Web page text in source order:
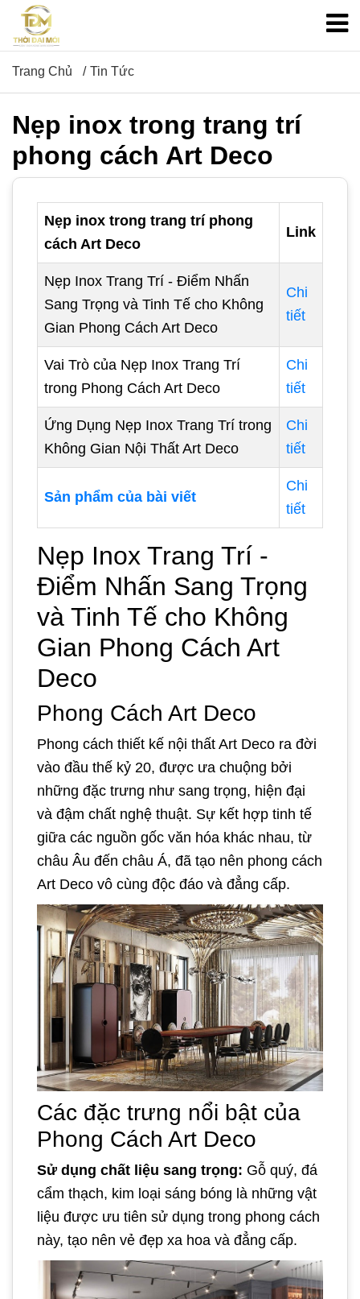
Trang Chủ Tin Tức
Nẹp inox trong trang trí
phong cách Art Deco
Nẹp inox trong trang trí phong
cách Art Deco
Link
Nẹp Inox Trang Trí - Điểm Nhấn
Sang Trọng và Tinh Tế cho Không
Gian Phong Cách Art Deco
Chi
tiết
Vai Trò của Nẹp Inox Trang Trí
trong Phong Cách Art Deco
Chi
tiết
Ứng Dụng Nẹp Inox Trang Trí trong
Không Gian Nội Thất Art Deco
Chi
tiết
Sản phẩm của bài viết
Chi
tiết
Nẹp Inox Trang Trí -
Điểm Nhấn Sang Trọng
và Tinh Tế cho Không
Gian Phong Cách Art
Deco
Phong Cách Art Deco
Phong cách thiết kế nội thất Art Deco ra đời
vào đầu thế kỷ 20, được ưa chuộng bởi
những đặc trưng như sang trọng, hiện đại
và đậm chất nghệ thuật. Sự kết hợp tinh tế
giữa các nguồn gốc văn hóa khác nhau, từ
châu Âu đến châu Á, đã tạo nên phong cách
Art Deco vô cùng độc đáo và đẳng cấp.
Các đặc trưng nổi bật của
Phong Cách Art Deco
Sử dụng chất liệu sang trọng: Gỗ quý, đá
cẩm thạch, kim loại sáng bóng là những vật
liệu được ưu tiên sử dụng trong phong cách
này, tạo nên vẻ đẹp xa hoa và đẳng cấp.